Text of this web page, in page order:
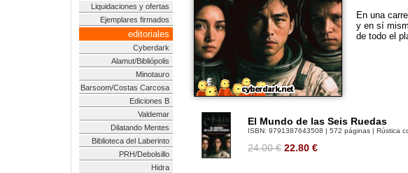
Liquidaciones y ofertas
Ejemplares firmados
editoriales
Cyberdark
Alamut/Bibliópolis
Minotauro
Barsoom/Costas Carcosa
Ediciones B
Valdemar
Dilatando Mentes
Biblioteca del Laberinto
PRH/Debolsillo
Hidra
En una
y en sí
de todo el
El Mundo de las Seis Ruedas
ISBN: 9791387643508 | 572 páginas | Rústica
24.00 € 22.80 €